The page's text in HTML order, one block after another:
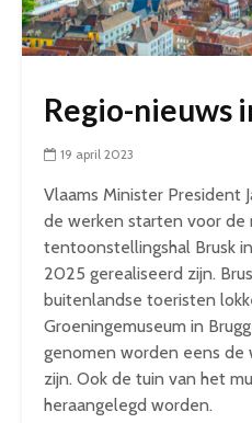
Regio-nieuws
19 april 2023
Vlaams Minister President
de werken starten voor de
tentoonstellingshal Brusk
2025 gerealiseerd zijn.
buitenlandse toeristen
Groeningemuseum in
genomen worden eens de
zijn. Ook de tuin van het
heraangelegd worden.